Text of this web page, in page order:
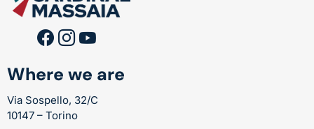
Where we are
Via Sospello, 32/C
10147 – Torino